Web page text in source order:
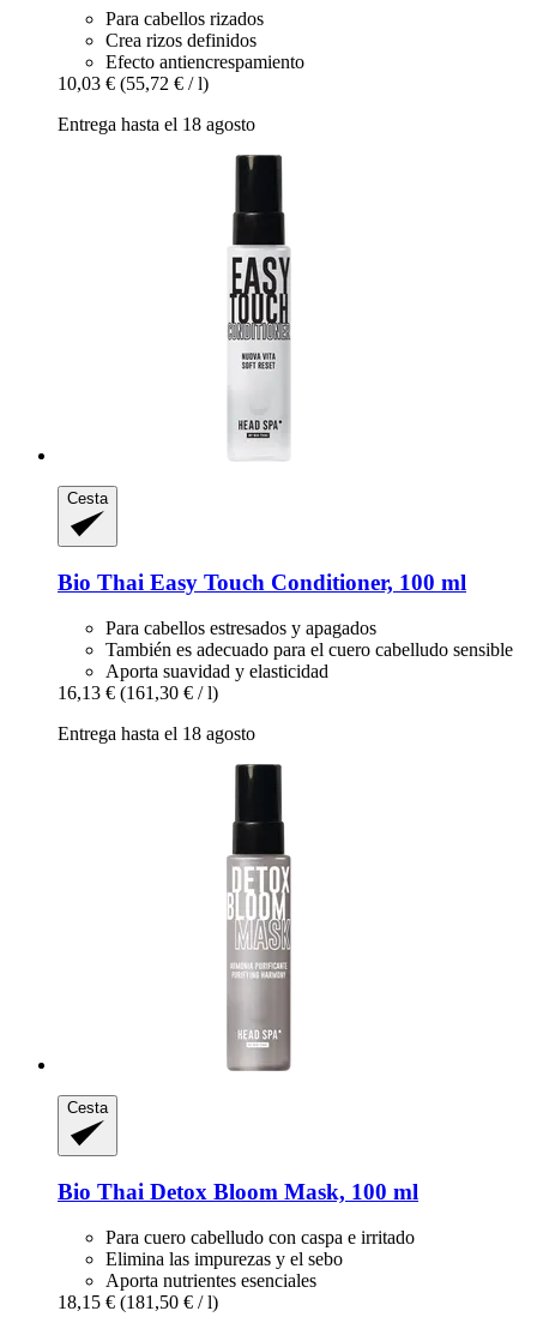
Para cabellos rizados
Crea rizos definidos
Efecto antiencrespamiento
10,03 € (55,72 € / l)
Entrega hasta el 18 agosto
Cesta
Bio Thai Easy Touch Conditioner, 100 ml
Para cabellos estresados y apagados
También es adecuado para el cuero cabelludo sensible
Aporta suavidad y elasticidad
16,13 € (161,30 € / l)
Entrega hasta el 18 agosto
Cesta
Bio Thai Detox Bloom Mask, 100 ml
Para cuero cabelludo con caspa e irritado
Elimina las impurezas y el sebo
Aporta nutrientes esenciales
18,15 € (181,50 € / l)